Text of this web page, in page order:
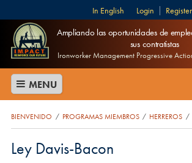
Login Register
English
Ampliando las oportunidades de
sus contratistas
Ironworker Management Progressive
MENU
BIENVENIDO / PROGRAMAS MIEMBROS / HERREROS /
Ley Davis-Bacon